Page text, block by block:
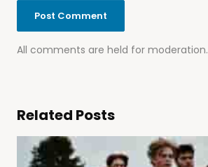
All comments are held for moderation.
Related Posts